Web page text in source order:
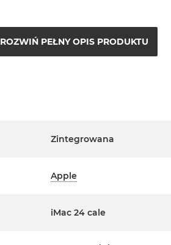
ROZWIŃ PEŁNY OPIS PRODUKTU
Zintegrowana
Apple
iMac 24 cale